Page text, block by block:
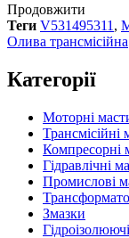
Продовжити
Теги V531495311 ,
Олива трансмісійна
Категорії
Моторні
Трансмісійні
Компресорні
Гідравлічні
Промислові
Змазки